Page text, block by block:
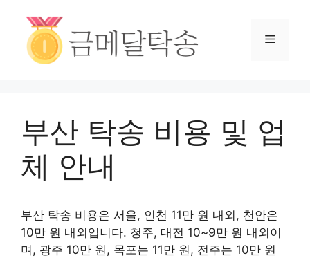
부산 탁송 비용 및 업
체 안내
부산 탁송 비용은 서울, 인천 11만 원 내외, 천안은
10만 원 내외입니다. 청주, 대전 10~9만 원 내외이
며, 광주 10만 원, 목포는 11만 원, 전주는 10만 원